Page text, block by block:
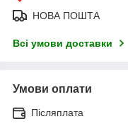
НОВА ПОШТА
Всі умови доставки
Умови оплати
Післяплата